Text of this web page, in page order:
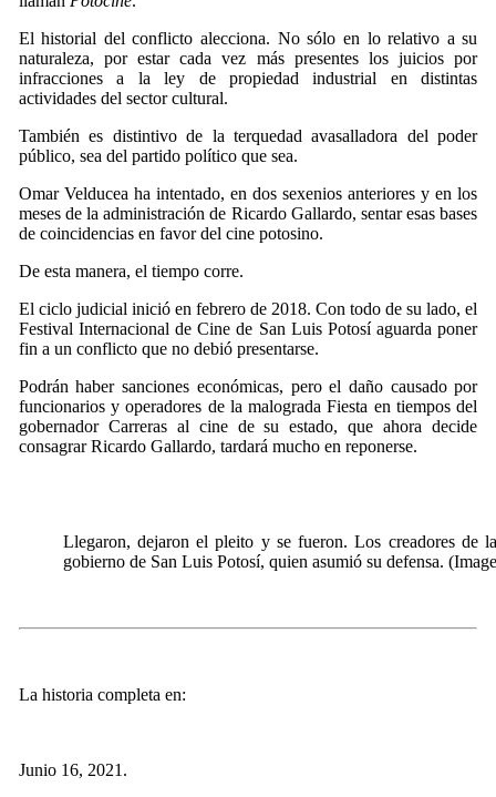
El historial del conflicto alecciona. No sólo en lo relativo a su
naturaleza, por estar cada vez más presentes los juicios por
infracciones a la ley de propiedad industrial en distintas
actividades del sector cultural.
También es distintivo de la terquedad avasalladora del poder
público, sea del partido político que sea.
Omar Velducea ha intentado, en dos sexenios anteriores y en los
meses de la administración de Ricardo Gallardo, sentar esas bases
de coincidencias en favor del cine potosino.
De esta manera, el tiempo corre.
El ciclo judicial inició en febrero de 2018. Con todo de su lado, el
Festival Internacional de Cine de San Luis Potosí aguarda poner
fin a un conflicto que no debió presentarse.
Podrán haber sanciones económicas, pero el daño causado por
funcionarios y operadores de la malograda Fiesta en tiempos del
gobernador Carreras al cine de su estado, que ahora decide
consagrar Ricardo Gallardo, tardará mucho en reponerse.
Llegaron, dejaron el pleito y se fueron. Los creadores de
gobierno de San Luis Potosí, quien asumió su defensa.
La historia completa en:
Junio 16, 2021.